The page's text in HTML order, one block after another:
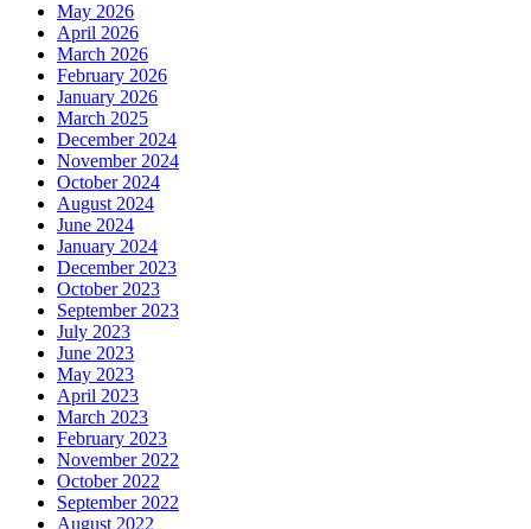
May 2026
April 2026
March 2026
February 2026
January 2026
March 2025
December 2024
November 2024
October 2024
August 2024
June 2024
January 2024
December 2023
October 2023
September 2023
July 2023
June 2023
May 2023
April 2023
March 2023
February 2023
November 2022
October 2022
September 2022
August 2022